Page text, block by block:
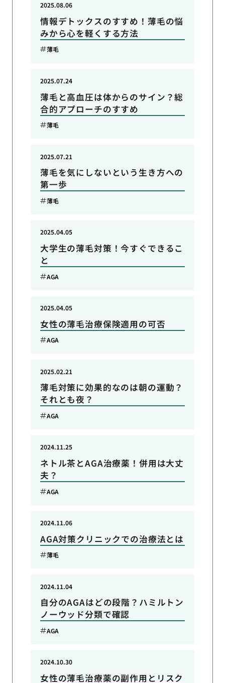
情報デトックスのすすめ！薄毛の悩
みから心を軽くする方法
2025.08.06
薄毛
薄毛と高血圧は体からのサイン？総
合的アプローチのすすめ
2025.07.24
薄毛
薄毛を気にしないという生き方への
第一歩
2025.07.21
薄毛
大学生の薄毛対策！今すぐできるこ
と
2025.04.05
AGA
女性の薄毛治療保険適用の可否
2025.04.05
AGA
薄毛対策に効果的なのは朝の運動？
それとも夜？
2025.02.21
AGA
ネトル茶とAGA治療薬！併用は大丈
夫？
2024.11.25
AGA
AGA対策クリニックでの治療法とは
2024.11.06
薄毛
自分のAGAはどの段階？ハミルトン
ノーウッド分類で確認
2024.11.04
AGA
女性の薄毛治療薬の副作用とリスク
2024.10.30